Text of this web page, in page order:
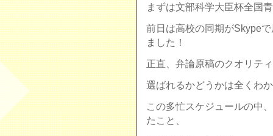
まずは文部科学大臣杯全国
前日は高校の同期がSkype
ました！
正直、弁論原稿のクオリテ
選ばれるかどうかは全くわ
この多忙スケジュールの中
たこと、